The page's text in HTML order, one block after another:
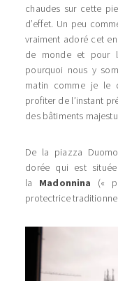
chaudes sur cette
d’effet. Un peu
vraiment adoré cet
de monde et pour
pourquoi nous y
matin comme je le
profiter de l’instant
des bâtiments
De la piazza
dorée qui est
la Madonnina («
protectrice